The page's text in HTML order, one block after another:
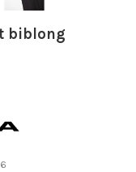
biblong